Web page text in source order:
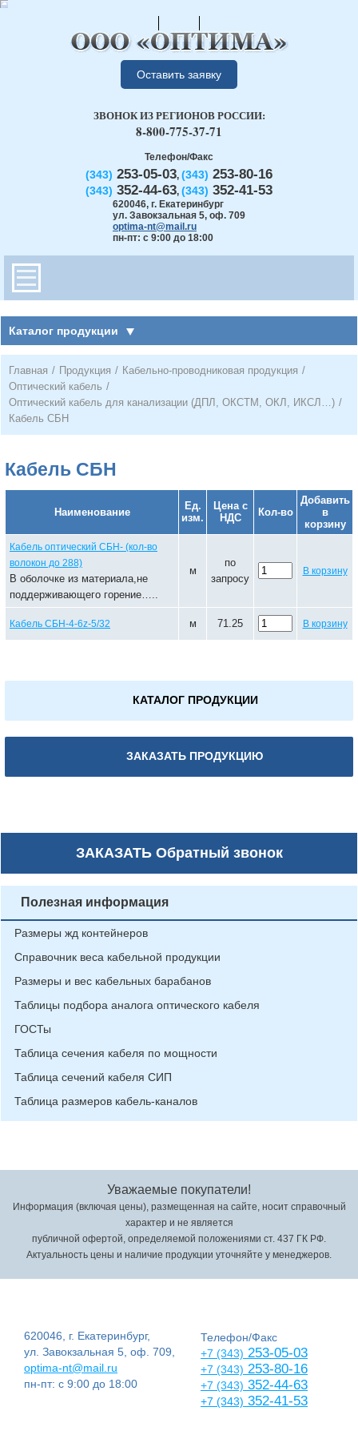
Оставить заявку
Телефон/Факс
(343) 253-05-03, (343) 253-80-16
(343) 352-44-63, (343) 352-41-53
620046, г. Екатеринбург
ул. Завокзальная 5, оф. 709
optima-nt@mail.ru
пн-пт: с 9:00 до 18:00
ЗВОНОК ИЗ РЕГИОНОВ РОССИИ:
8-800-775-37-71
Каталог продукции
Главная / Продукция / Кабельно-проводниковая продукция /
Оптический кабель /
Оптический кабель для канализации (ДПЛ, ОКСТМ, ОКЛ, ИКСЛ…) /
Кабель СБН
Кабель СБН
Наименование
Ед.
изм.
Цена с
НДС
Кол-во
Добавить
в
корзину
Кабель оптический СБН- (кол-во
волокон до 288)
В оболочке из материала,не
поддерживающего горение…..
м
по
запросу
В корзину
Кабель СБН-4-6z-5/32 м 71.25 В корзину
КАТАЛОГ ПРОДУКЦИИ
ЗАКАЗАТЬ ПРОДУКЦИЮ
ЗАКАЗАТЬОбратный звонок
Полезная информация
Размеры жд контейнеров
Справочник веса кабельной продукции
Размеры и вес кабельных барабанов
Таблицы подбора аналога оптического кабеля
ГОСТы
Таблица сечения кабеля по мощности
Таблица сечений кабеля СИП
Таблица размеров кабель-каналов
Уважаемые покупатели!
Информация (включая цены), размещенная на сайте, носит справочный
характер и не является
публичной офертой, определяемой положениями ст. 437 ГК РФ.
Актуальность цены и наличие продукции уточняйте у менеджеров.
620046, г. Екатеринбург,
ул. Завокзальная 5, оф. 709,
optima-nt@mail.ru
пн-пт: с 9:00 до 18:00
Телефон/Факс
+7 (343) 253-05-03
+7 (343) 253-80-16
+7 (343) 352-44-63
+7 (343) 352-41-53